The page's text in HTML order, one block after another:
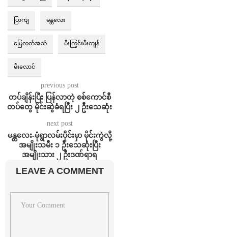
ပြာကျ မန္တလေး
မြေလတ်အသံ မီးကြွင်းမီးကျန်
မီးလောင်
previous post
တပ်ချိန်းပြီး ပြန်လာတဲ့ စစ်ကောင်စီ
တပ်တွေ မိုင်းဆွဲခံရပြီး ၂ ဦးသေဆုံး
next post
မန္တလေး-မုံရွာလမ်းပိုင်းမှာ မိုင်းကွဲလို့
အမျိုးသမီး ၁ ဦးသေဆုံးပြီး
အမျိုးသား ၂ ဦးဒဏ်ရာရ
LEAVE A COMMENT